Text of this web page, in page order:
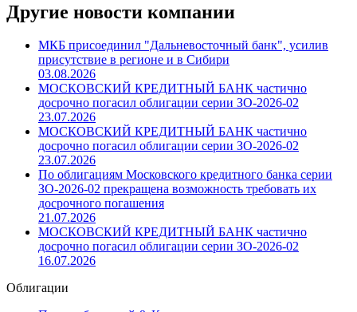
Другие новости компании
МКБ присоединил "Дальневосточный банк", усилив
присутствие в регионе и в Сибири
03.08.2026
МОСКОВСКИЙ КРЕДИТНЫЙ БАНК частично
досрочно погасил облигации серии ЗО-2026-02
23.07.2026
МОСКОВСКИЙ КРЕДИТНЫЙ БАНК частично
досрочно погасил облигации серии ЗО-2026-02
23.07.2026
По облигациям Московского кредитного банка серии
ЗО-2026-02 прекращена возможность требовать их
досрочного погашения
21.07.2026
МОСКОВСКИЙ КРЕДИТНЫЙ БАНК частично
досрочно погасил облигации серии ЗО-2026-02
16.07.2026
Облигации